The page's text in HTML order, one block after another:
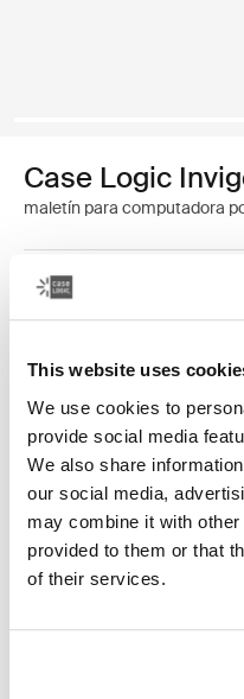
This website uses
We use cookies to
provide social media
We also share
our social media,
may combine it with
provided to them or that
of their services.
Case Logic
maletín para computadora
14 pulgadas
El maletín para
Case Logic está